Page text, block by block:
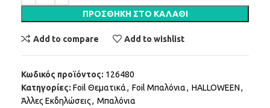
ΠΡΟΣΘΉΚΗ ΣΤΟ ΚΑΛΆΘΙ
Add to compare Add to wishlist
Κωδικός προϊόντος: 126480
Κατηγορίες: Foil Θεματικά, Foil Μπαλόνια, HALLOWEEN,
Άλλες Εκδηλώσεις, Μπαλόνια